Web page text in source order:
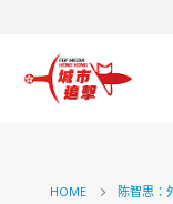
HOME 陈智思：